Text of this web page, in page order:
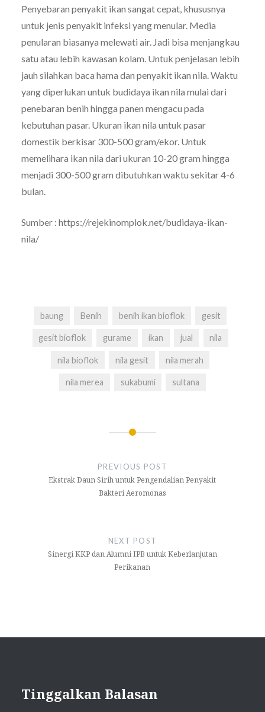
Penyebaran penyakit ikan sangat cepat, khususnya
untuk jenis penyakit infeksi yang menular. Media
penularan biasanya melewati air. Jadi bisa menjangkau
satu atau lebih kawasan kolam. Untuk penjelasan lebih
jauh silahkan baca hama dan penyakit ikan nila. Waktu
yang diperlukan untuk budidaya ikan nila mulai dari
penebaran benih hingga panen mengacu pada
kebutuhan pasar. Ukuran ikan nila untuk pasar
domestik berkisar 300-500 gram/ekor. Untuk
memelihara ikan nila dari ukuran 10-20 gram hingga
menjadi 300-500 gram dibutuhkan waktu sekitar 4-6
bulan.
Sumber : https://rejekinomplok.net/budidaya-ikan-
nila/
baung Benih benih ikan bioflok gesit
gesit bioflok gurame ikan jual nila
nila bioflok nila gesit nila merah
nila merea sukabumi sultana
PREVIOUS POST
Ekstrak Daun Sirih untuk Pengendalian Penyakit
Bakteri Aeromonas
NEXT POST
Sinergi KKP dan Alumni IPB untuk Keberlanjutan
Perikanan
Tinggalkan Balasan